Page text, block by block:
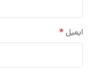
ایمیل *